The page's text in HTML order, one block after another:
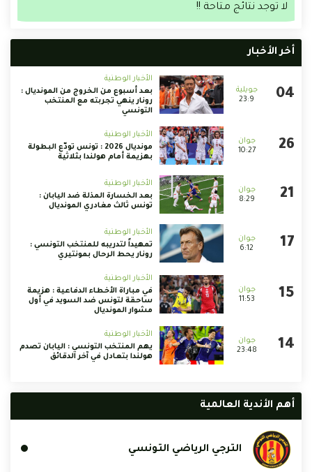
لا توجد نتائج متاحة !!
أخر الأخبار
23:9
الأخبار الوطنية
بعد أسبوع من الخروج من المونديال :
رونار ينهي تجربته مع المنتخب
التونسي
10:27
الأخبار الوطنية
مونديال 2026 : تونس تودّع البطولة
بهزيمة أمام هولندا بثلاثية
8:29
الأخبار الوطنية
بعد الخسارة المذلة ضد اليابان :
تونس ثالث مغادري المونديال
6:12
الأخبار الوطنية
تمهيداً لتدريبه للمنتخب التونسي :
رونار يحط الرحال بمونتيري
11:53
الأخبار الوطنية
في مباراة الأخطاء الدفاعية : هزيمة
ساحقة لتونس ضد السويد في أول
مشوار المونديال
23:48
الأخبار الوطنية
يهم المنتخب التونسي : اليابان تصدم
هولندا بتعادل في آخر الدقائق
أهم الأندية العالمية
الترجي الرياضي التونسي